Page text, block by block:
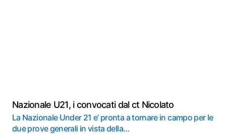
Nazionale U21, i convocati dal ct Nicolato
La Nazionale Under 21 e’ pronta a tornare in campo per le
due prove generali in vista della…